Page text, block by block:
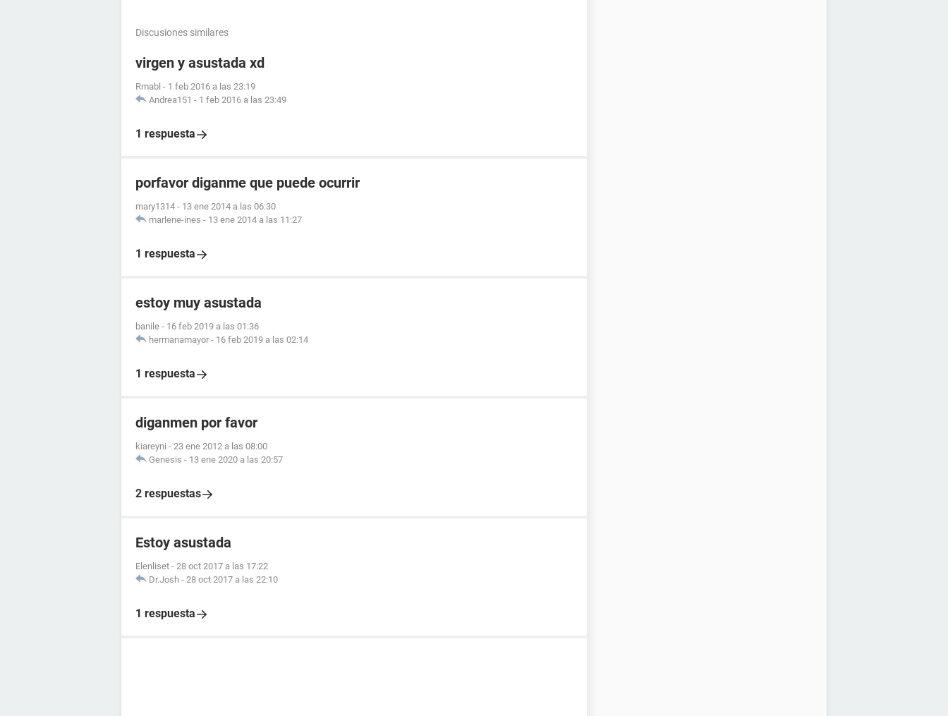
Discusiones similares
virgen y asustada xd
Rmabl - 1 feb 2016 a las 23:19
Andrea151 - 1 feb 2016 a las 23:49
1 respuesta
porfavor diganme que puede ocurrir
mary1314 - 13 ene 2014 a las 06:30
marlene-ines - 13 ene 2014 a las 11:27
1 respuesta
estoy muy asustada
banile - 16 feb 2019 a las 01:36
hermanamayor - 16 feb 2019 a las 02:14
1 respuesta
diganmen por favor
kiareyni - 23 ene 2012 a las 08:00
Genesis - 13 ene 2020 a las 20:57
2 respuestas
Estoy asustada
Elenliset - 28 oct 2017 a las 17:22
Dr.Josh - 28 oct 2017 a las 22:10
1 respuesta